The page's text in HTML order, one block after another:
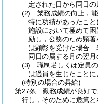
定された日から同日
(2)
業務成績の向上，
特に功績があったこ
施設において極めて
励し，公務のため顕
は顕彰を受けた場合
同日の属する月の翌月
(3)
職制若しくは定員
は過員を生じたこと
(特別の場合の昇給)
第27条
勤務成績が良好
行し，そのために危篤